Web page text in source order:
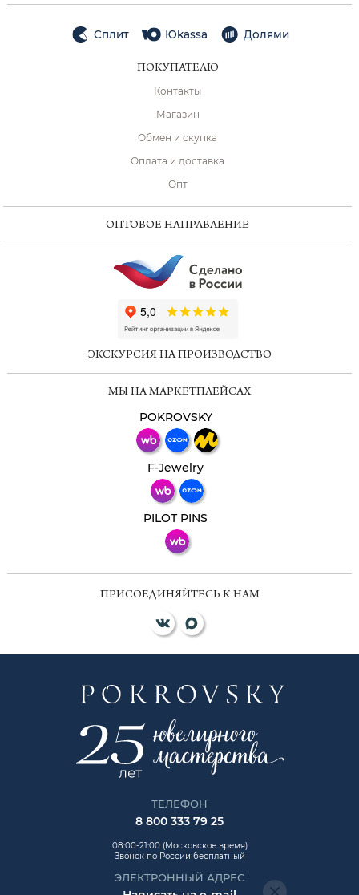
Сплит Юkassa Долями
ПОКУПАТЕЛЮ
Контакты
Магазин
Обмен и скупка
Оплата и доставка
Опт
ОПТОВОЕ НАПРАВЛЕНИЕ
ЭКСКУРСИЯ НА ПРОИЗВОДСТВО
МЫ НА МАРКЕТПЛЕЙСАХ
POKROVSKY
F-Jewelry
PILOT PINS
ПРИСОЕДИНЯЙТЕСЬ К НАМ
ТЕЛЕФОН
8 800 333 79 25
08:00-21:00 (Московское время)
Звонок по России бесплатный
ЭЛЕКТРОННЫЙ АДРЕС